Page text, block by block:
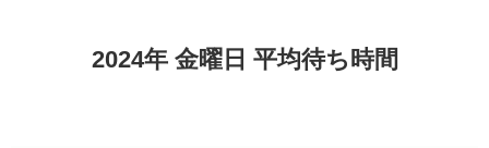
2024年 金曜日 平均待ち時間